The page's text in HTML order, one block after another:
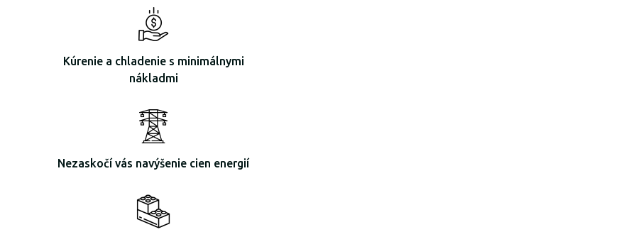
Kúrenie a chladenie s minimálnymi
nákladmi
Nezaskočí vás navýšenie cien energií